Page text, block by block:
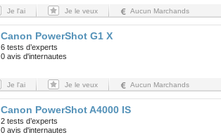
Je l'ai Je le veux Aucun Marchands
Canon PowerShot G1 X
6 tests d’experts
0 avis d'internautes
Je l'ai Je le veux Aucun Marchands
Canon PowerShot A4000 IS
2 tests d’experts
0 avis d'internautes